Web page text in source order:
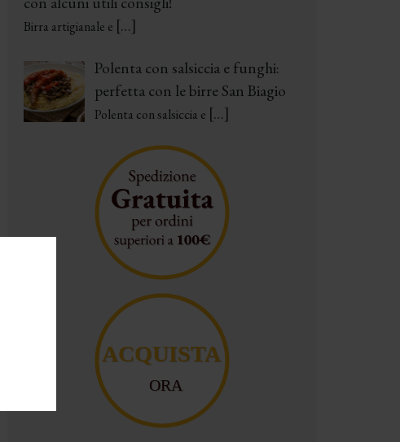
Birra artigianale e […]
Polenta con salsiccia e funghi:
perfetta con le birre San Biagio
Polenta con salsiccia e […]